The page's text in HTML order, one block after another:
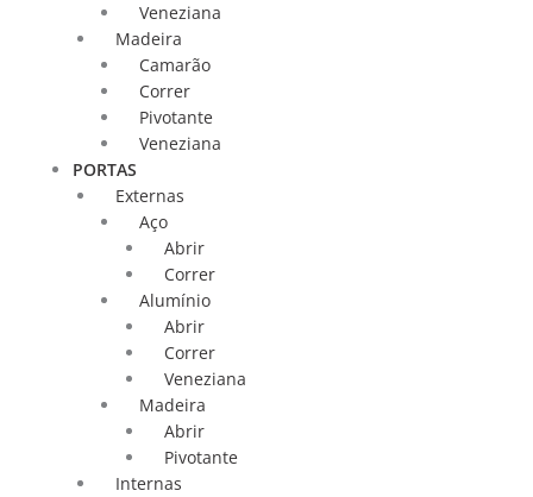
Veneziana
Madeira
Camarão
Correr
Pivotante
Veneziana
PORTAS
Externas
Aço
Abrir
Correr
Alumínio
Abrir
Correr
Veneziana
Madeira
Abrir
Pivotante
Internas